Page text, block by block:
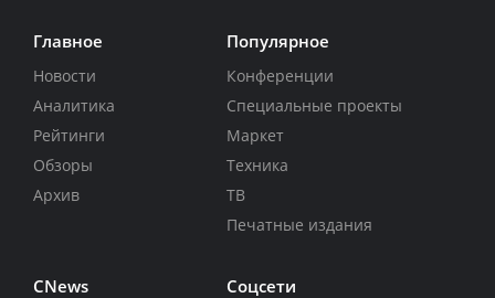
Главное
Новости
Аналитика
Рейтинги
Обзоры
Архив
Популярное
Конференции
Специальные проекты
Маркет
Техника
ТВ
Печатные издания
CNews Соцсети